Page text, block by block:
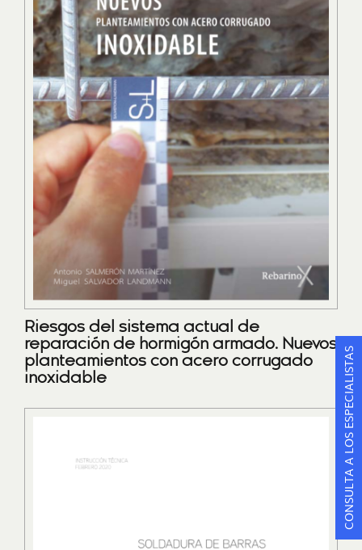
Riesgos del sistema actual de
reparación de hormigón armado. Nuevos
planteamientos con acero corrugado
inoxidable
CONSULTA A LOS ESPECIALISTAS